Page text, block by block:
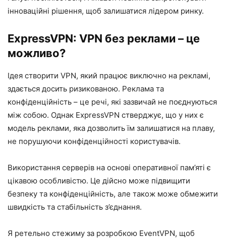
інноваційні рішення, щоб залишатися лідером ринку.
ExpressVPN: VPN без реклами – це
можливо?
Ідея створити VPN, який працює виключно на рекламі,
здається досить ризикованою. Реклама та
конфіденційність – це речі, які зазвичай не поєднуються
між собою. Однак ExpressVPN стверджує, що у них є
модель реклами, яка дозволить їм залишатися на плаву,
не порушуючи конфіденційності користувачів.
Використання серверів на основі оперативної пам’яті є
цікавою особливістю. Це дійсно може підвищити
безпеку та конфіденційність, але також може обмежити
швидкість та стабільність з’єднання.
Я ретельно стежиму за розробкою EventVPN, щоб